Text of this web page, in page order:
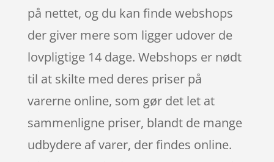
på nettet, og du kan finde webshops
der giver mere som ligger udover de
lovpligtige 14 dage. Webshops er nødt
til at skilte med deres priser på
varerne online, som gør det let at
sammenligne priser, blandt de mange
udbydere af varer, der findes online.